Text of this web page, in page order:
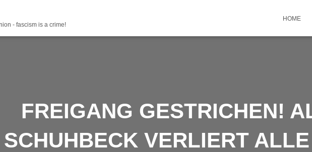
- fascism is a crime!
HOME
FREIGANG GESTRICHEN!
SCHUHBECK VERLIERT